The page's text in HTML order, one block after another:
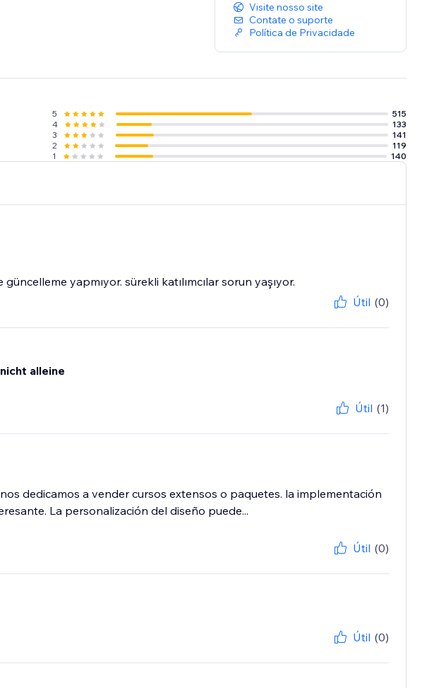
Visite nosso site
Contate o suporte
Política de Privacidade
5
515
4
133
3
141
2
119
1
140
yapmıyor. sürekli katılımcılar sorun yaşıyor.
Útil (0)
alleine
Útil (1)
dedicamos a vender cursos extensos o paquetes. la implementación
La personalización del diseño puede...
Útil (0)
Útil (0)